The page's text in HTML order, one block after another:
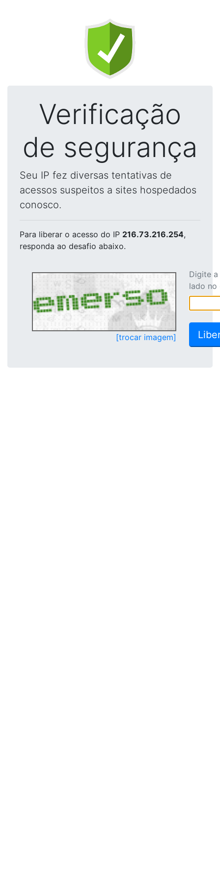
Verificação
de segurança
Seu IP fez diversas tentativas de
acessos suspeitos a sites hospedados
conosco.
Para liberar o acesso do IP 216.73.216.254,
responda ao desafio abaixo.
[trocar imagem]
Digite
lado no